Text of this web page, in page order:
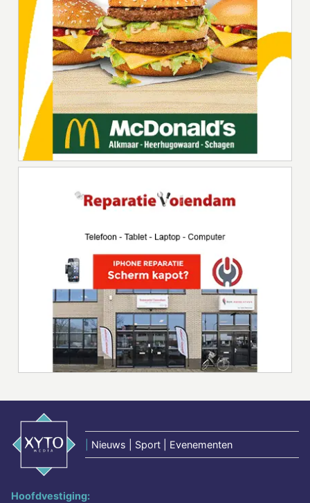
Nieuws | Sport | Evenementen
Hoofdvestiging: